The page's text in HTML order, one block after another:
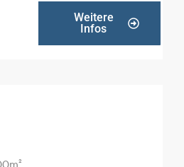
Weitere
Infos